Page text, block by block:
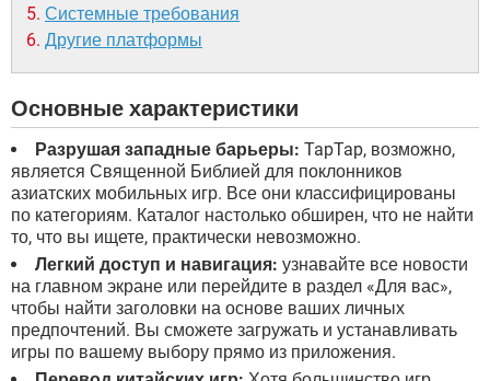
Системные требования
Другие платформы
Основные характеристики
Разрушая западные барьеры: TapTap, возможно,
является Священной Библией для поклонников
азиатских мобильных игр. Все они классифицированы
по категориям. Каталог настолько обширен, что не найти
то, что вы ищете, практически невозможно.
Легкий доступ и навигация: узнавайте все новости
на главном экране или перейдите в раздел «Для вас»,
чтобы найти заголовки на основе ваших личных
предпочтений. Вы сможете загружать и устанавливать
игры по вашему выбору прямо из приложения.